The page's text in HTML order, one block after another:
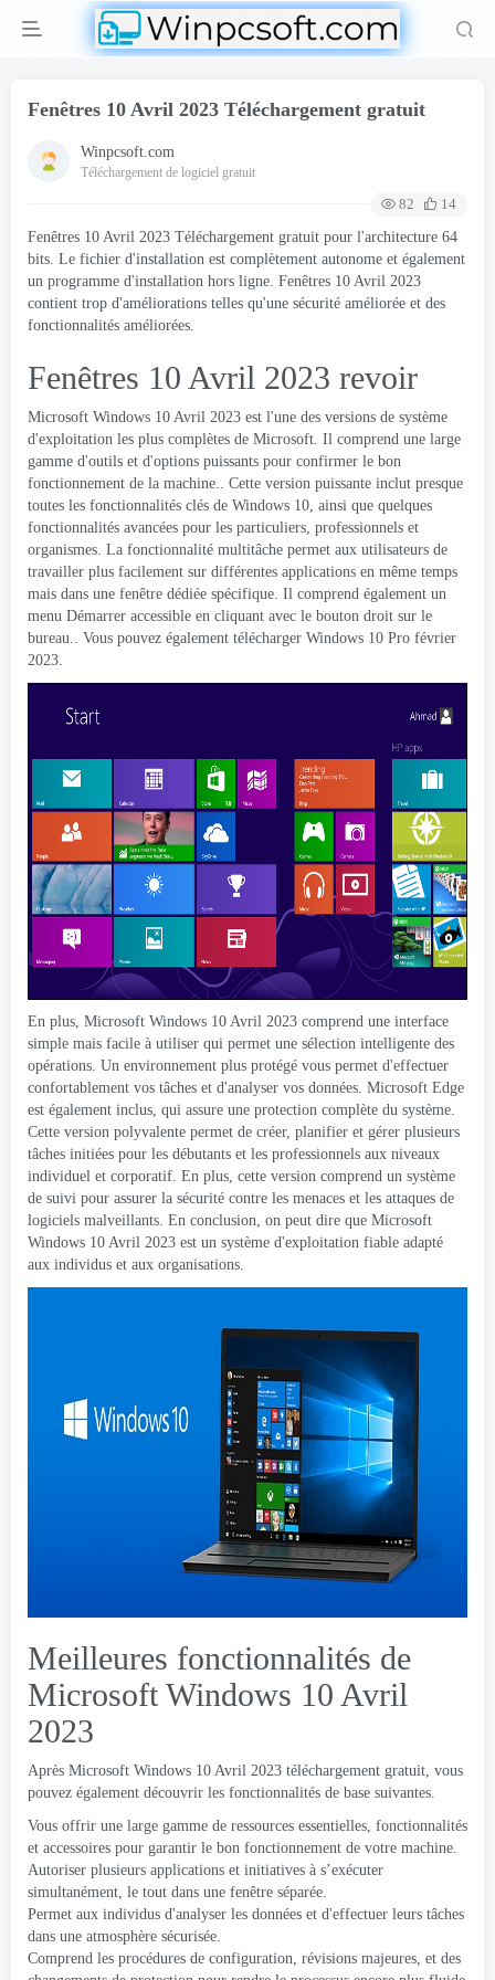
Fenêtres 10 Avril 2023 Téléchargement gratuit
Winpcsoft.com
Téléchargement de logiciel gratuit
82
14
Fenêtres 10 Avril 2023 Téléchargement gratuit pour l'architecture 64
bits. Le fichier d'installation est complètement autonome et également
un programme d'installation hors ligne. Fenêtres 10 Avril 2023
contient trop d'améliorations telles qu'une sécurité améliorée et des
fonctionnalités améliorées.
Fenêtres 10 Avril 2023 revoir
Microsoft Windows 10 Avril 2023 est l'une des versions de système
d'exploitation les plus complètes de Microsoft. Il comprend une large
gamme d'outils et d'options puissants pour confirmer le bon
fonctionnement de la machine.. Cette version puissante inclut presque
toutes les fonctionnalités clés de Windows 10, ainsi que quelques
fonctionnalités avancées pour les particuliers, professionnels et
organismes. La fonctionnalité multitâche permet aux utilisateurs de
travailler plus facilement sur différentes applications en même temps
mais dans une fenêtre dédiée spécifique. Il comprend également un
menu Démarrer accessible en cliquant avec le bouton droit sur le
bureau.. Vous pouvez également télécharger Windows 10 Pro février
2023.
En plus, Microsoft Windows 10 Avril 2023 comprend une interface
simple mais facile à utiliser qui permet une sélection intelligente des
opérations. Un environnement plus protégé vous permet d'effectuer
confortablement vos tâches et d'analyser vos données. Microsoft Edge
est également inclus, qui assure une protection complète du système.
Cette version polyvalente permet de créer, planifier et gérer plusieurs
tâches initiées pour les débutants et les professionnels aux niveaux
individuel et corporatif. En plus, cette version comprend un système
de suivi pour assurer la sécurité contre les menaces et les attaques de
logiciels malveillants. En conclusion, on peut dire que Microsoft
Windows 10 Avril 2023 est un système d'exploitation fiable adapté
aux individus et aux organisations.
Meilleures fonctionnalités de
Microsoft Windows 10 Avril
2023
Après Microsoft Windows 10 Avril 2023 téléchargement gratuit, vous
pouvez également découvrir les fonctionnalités de base suivantes.
Vous offrir une large gamme de ressources essentielles, fonctionnalités
et accessoires pour garantir le bon fonctionnement de votre machine.
Autoriser plusieurs applications et initiatives à s’exécuter
simultanément, le tout dans une fenêtre séparée.
Permet aux individus d'analyser les données et d'effectuer leurs tâches
dans une atmosphère sécurisée.
Comprend les procédures de configuration, révisions majeures, et des